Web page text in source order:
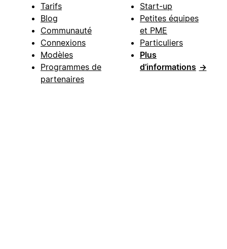
Tarifs
Blog
Communauté
Connexions
Modèles
Programmes de
partenaires
Start-up
Petites équipes
et PME
Particuliers
Plus
d’informations →